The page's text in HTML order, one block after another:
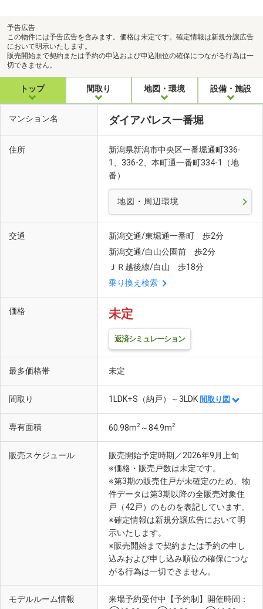
予告広告
この物件には予告広告を含みます。価格は未定です。確定情報は新規分譲広告
において明示いたします。
販売開始まで契約または予約の申込および申込順位の確保につながる行為は一
切できません。
トップ 間取り 地図・環境 設備・施設
マンション名 ダイアパレス一番堀
住所
新潟県新潟市中央区一番堀通町336-
1、336-2、本町通一番町334-1（地
番）
地図・周辺環境
交通
新潟交通/東堀通一番町 歩2分
新潟交通/白山公園前 歩2分
ＪＲ越後線/白山 歩18分
乗り換え検索
価格 未定
返済シミュレーション
最多価格帯 未定
間取り 1LDK+S（納戸）～3LDK 間取り図
専有面積 60.98m2 ～84.9m2
販売スケジュール
販売開始予定時期／2026年9月上旬
※価格・販売戸数は未定です。
※第3期の販売住戸が未確定のため、物
件データは第3期以降の全販売対象住
戸（42戸）のものを表記しています。
※確定情報は新規分譲広告において明
示いたします。
※販売開始まで契約または予約の申し
込みおよび申し込み順位の確保につな
がる行為は一切できません。
モデルルーム情報
来場予約受付中【予約制】開催時間：